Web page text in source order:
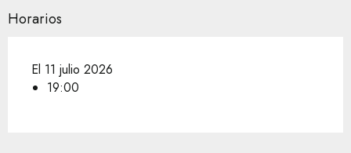
Horarios
El 11 julio 2026
19:00